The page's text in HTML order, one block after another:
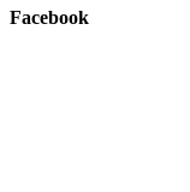
Facebook